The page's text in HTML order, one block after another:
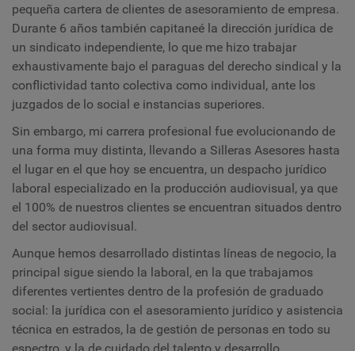
pequeña cartera de clientes de asesoramiento de empresa.
Durante 6 años también capitaneé la dirección jurídica de
un sindicato independiente, lo que me hizo trabajar
exhaustivamente bajo el paraguas del derecho sindical y la
conflictividad tanto colectiva como individual, ante los
juzgados de lo social e instancias superiores.
Sin embargo, mi carrera profesional fue evolucionando de
una forma muy distinta, llevando a Silleras Asesores hasta
el lugar en el que hoy se encuentra, un despacho jurídico
laboral especializado en la producción audiovisual, ya que
el 100% de nuestros clientes se encuentran situados dentro
del sector audiovisual.
Aunque hemos desarrollado distintas líneas de negocio, la
principal sigue siendo la laboral, en la que trabajamos
diferentes vertientes dentro de la profesión de graduado
social: la jurídica con el asesoramiento jurídico y asistencia
técnica en estrados, la de gestión de personas en todo su